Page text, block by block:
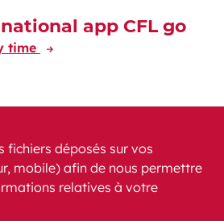
app CFL go
time
through Europe
fichiers déposés sur vos
mobile) afin de nous permettre
relatives à votre